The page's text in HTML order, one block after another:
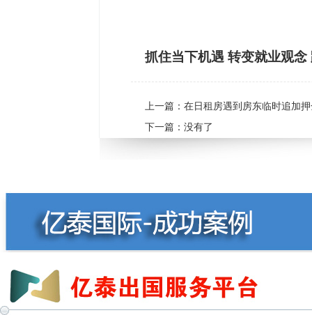
抓住当下机遇 转变就业观
上一篇： 在日租房遇到房东临时追加
下一篇：没有了